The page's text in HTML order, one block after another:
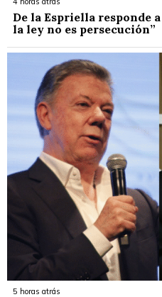
De la Espriella responde
la ley no es persecución”
5 horas atrás